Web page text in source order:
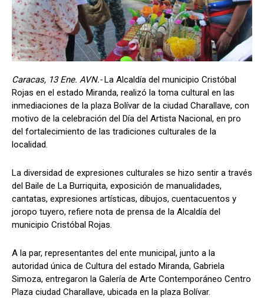
Caracas, 13 Ene. AVN.-La Alcaldía del municipio Cristóbal
Rojas en el estado Miranda, realizó la toma cultural en las
inmediaciones de la plaza Bolívar de la ciudad Charallave, con
motivo de la celebración del Día del Artista Nacional, en pro
del fortalecimiento de las tradiciones culturales de la
localidad.
La diversidad de expresiones culturales se hizo sentir a través
del Baile de La Burriquita, exposición de manualidades,
cantatas, expresiones artísticas, dibujos, cuentacuentos y
joropo tuyero, refiere nota de prensa de la Alcaldía del
municipio Cristóbal Rojas.
A la par, representantes del ente municipal, junto a la
autoridad única de Cultura del estado Miranda, Gabriela
Simoza, entregaron la Galería de Arte Contemporáneo Centro
Plaza ciudad Charallave, ubicada en la plaza Bolívar.